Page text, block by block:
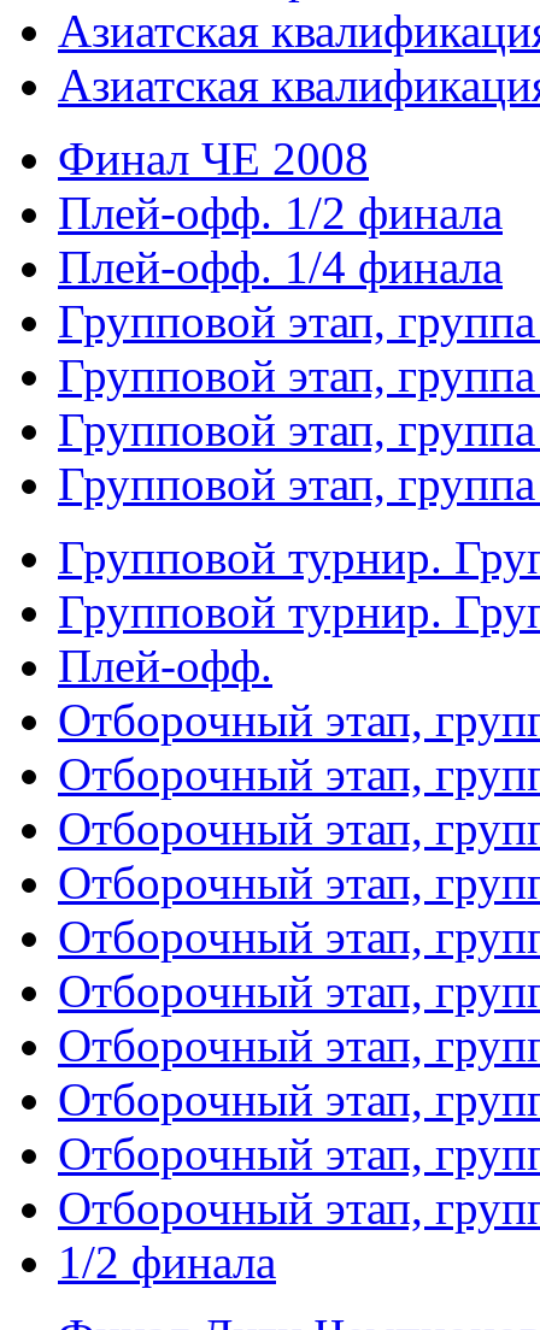
Азиатская
Азиатская
Финал ЧЕ 2008
Плей-офф. 1/2 финала
Плей-офф. 1/4 финала
Групповой этап,
Групповой этап,
Групповой этап,
Групповой этап,
Групповой турнир.
Групповой турнир.
Плей-офф.
Отборочный этап,
Отборочный этап,
Отборочный этап,
Отборочный этап,
Отборочный этап,
Отборочный этап,
Отборочный этап,
Отборочный этап,
Отборочный этап,
Отборочный этап,
1/2 финала